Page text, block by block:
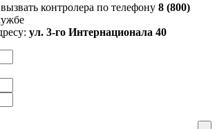
контролера по телефону 8 (800)
ул. 3-го Интернационала 40